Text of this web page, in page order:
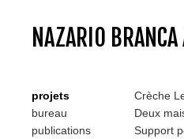
NAZARIO
projets
bureau
publications
Crèche
Deux
Support